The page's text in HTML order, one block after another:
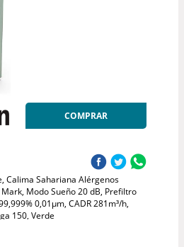
COMPRAR
Calima Sahariana Alérgenos
Mark, Modo Sueño 20 dB, Prefiltro
0,01µm, CADR 281m³/h,
150, Verde